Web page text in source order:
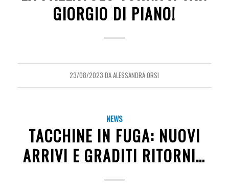
GIORGIO DI PIANO!
23/08/2023 DAALESSANDRA ORSI
NEWS
TACCHINE IN FUGA: NUOVI
ARRIVI E GRADITI RITORNI…